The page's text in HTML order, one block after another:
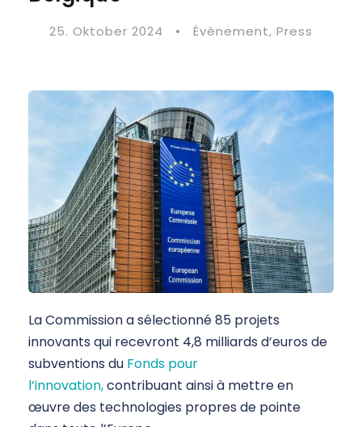
25. Oktober 2024 • Évènement, Press
La Commission a sélectionné 85 projets
innovants qui recevront 4,8 milliards d’euros de
subventions du Fonds pour
l’innovation,contribuant ainsi à mettre en
œuvre des technologies propres de pointe